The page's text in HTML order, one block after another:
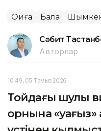
Оқиға Бала
Сәбит
Авторлар
10:49, 05 Тамыз 2026
Тойдағы шулы
орнына